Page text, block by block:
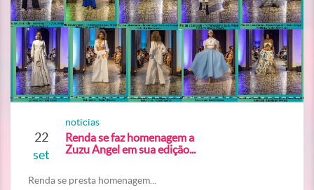
22
set
noticias
Renda se faz homenagem a
Zuzu Angel em sua edição...
Renda se presta homenagem...